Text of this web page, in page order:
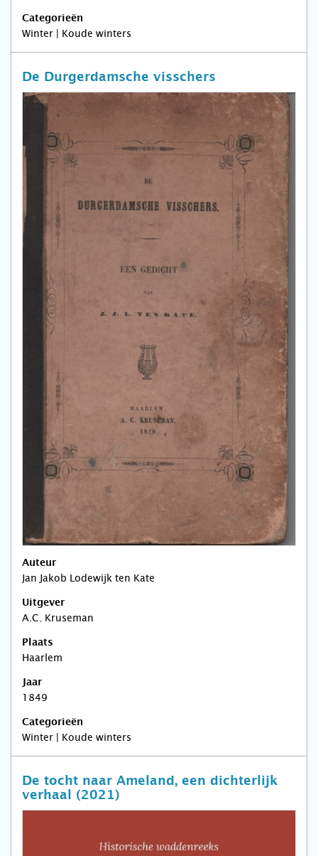
Categorieën
Winter | Koude winters
De Durgerdamsche visschers
Auteur
Jan Jakob Lodewijk ten Kate
Uitgever
A.C. Kruseman
Plaats
Haarlem
Jaar
1849
Categorieën
Winter | Koude winters
De tocht naar Ameland, een dichterlijk
verhaal (2021)